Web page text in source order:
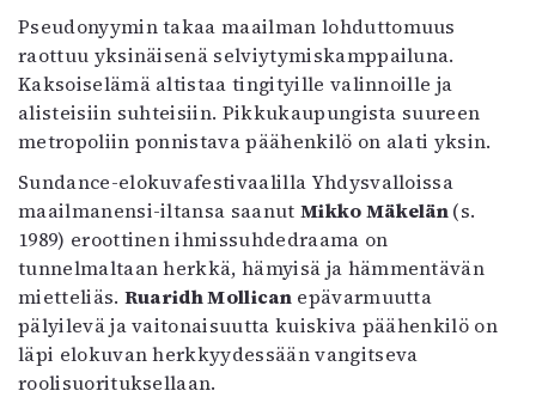
Pseudonyymin takaa maailman lohduttomuus
raottuu yksinäisenä selviytymiskamppailuna.
Kaksoiselämä altistaa tingityille valinnoille ja
alisteisiin suhteisiin. Pikkukaupungista suureen
metropoliin ponnistava päähenkilö on alati yksin.
Sundance-elokuvafestivaalilla Yhdysvalloissa
maailmanensi-iltansa saanut Mikko Mäkelän(s.
1989) eroottinen ihmissuhdedraama on
tunnelmaltaan herkkä, hämyisä ja hämmentävän
mietteliäs. Ruaridh Mollicanepävarmuutta
pälyilevä ja vaitonaisuutta kuiskiva päähenkilö on
läpi elokuvan herkkyydessään vangitseva
roolisuorituksellaan.